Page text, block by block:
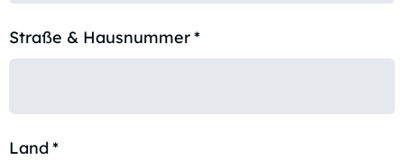
Straße & Hausnummer*
Land*